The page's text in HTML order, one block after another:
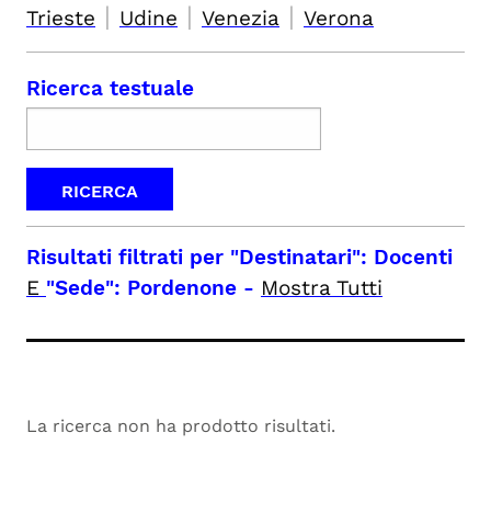
Trieste | Udine | Venezia | Verona
Ricerca testuale
Risultati filtrati per "Destinatari": Docenti
E "Sede": Pordenone - Mostra Tutti
La ricerca non ha prodotto risultati.